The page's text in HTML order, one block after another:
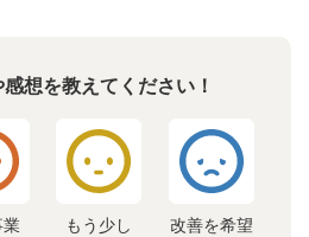
想を教えてください！
業 もう少し 改善を希望